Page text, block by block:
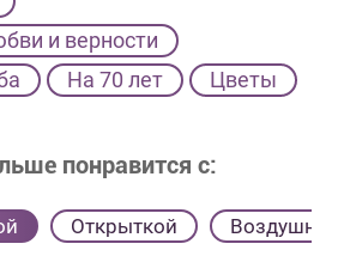
и верности
На 70 лет Цветы
понравится с:
Открыткой